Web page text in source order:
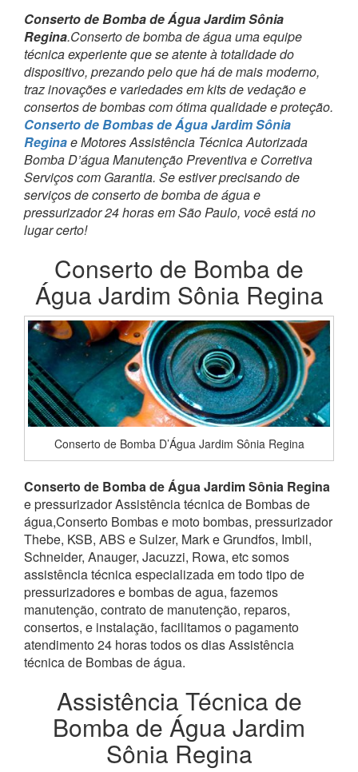
Conserto de Bomba de Água Jardim Sônia
Regina.Conserto de bomba de água uma equipe
técnica experiente que se atente à totalidade do
dispositivo, prezando pelo que há de mais moderno,
traz inovações e variedades em kits de vedação e
consertos de bombas com ótima qualidade e proteção.
Conserto de Bombas de Água Jardim Sônia
Reginae Motores Assistência Técnica Autorizada
Bomba D’água Manutenção Preventiva e Corretiva
Serviços com Garantia. Se estiver precisando de
serviços de conserto de bomba de água e
pressurizador 24 horas em São Paulo, você está no
lugar certo!
Conserto de Bomba de
Água Jardim Sônia Regina
Conserto de Bomba D’Água Jardim Sônia Regina
Conserto de Bomba de Água Jardim Sônia Regina
e pressurizador Assistência técnica de Bombas de
água,Conserto Bombas e moto bombas, pressurizador
Thebe, KSB, ABS e Sulzer, Mark e Grundfos, Imbil,
Schneider, Anauger, Jacuzzi, Rowa, etc somos
assistência técnica especializada em todo tipo de
pressurizadores e bombas de agua, fazemos
manutenção, contrato de manutenção, reparos,
consertos, e instalação, facilitamos o pagamento
atendimento 24 horas todos os dias Assistência
técnica de Bombas de água.
Assistência Técnica de
Bomba de Água Jardim
Sônia Regina